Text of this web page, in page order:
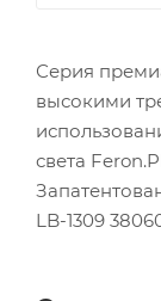
Серия
высокими
света
LB-1309